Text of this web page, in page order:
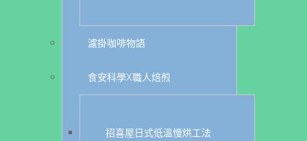
濾掛咖啡物語
食安科學X職人焙煎
招喜屋日式低溫慢烘工法